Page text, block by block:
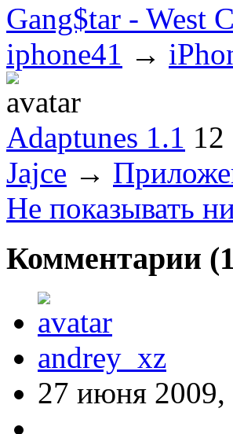
Gang$tar - West
iphone41 →
Adaptunes 1.1 12
Jajce →
Не показывать
Комментарии (
andrey_xz
27 июня 2009,